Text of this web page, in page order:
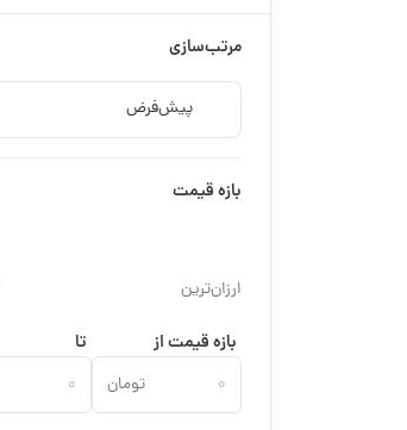
مرتب‌سازی
بازه قیمت
ارزان‌ترین
بازه قیمت از
تومان
تا